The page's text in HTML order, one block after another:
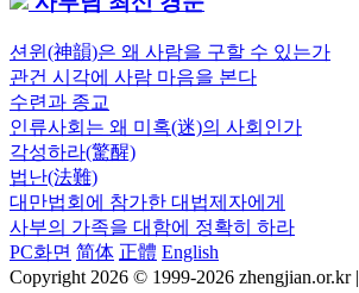
비
게
이
션
션윈(神韻)은 왜 사람을 구할 수 있는가
관건 시각에 사람 마음을 본다
수련과 종교
인류사회는 왜 미혹(迷)의 사회인가
각성하라(驚醒)
법난(法難)
대만법회에 참가한 대법제자에게
사부의 가족을 대함에 정확히 하라
PC화면 简体 正體 English
Copyright 2026 © 1999-2026 zhengjian.or.kr |